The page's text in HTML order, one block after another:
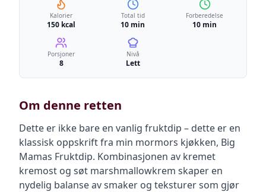
Kalorier
150 kcal
Total tid
10 min
Forberedelse
10 min
Porsjoner
8
Nivå
Lett
Om denne retten
Dette er ikke bare en vanlig fruktdip – dette er en
klassisk oppskrift fra min mormors kjøkken, Big
Mamas Fruktdip. Kombinasjonen av kremet
kremost og søt marshmallowkrem skaper en
nydelig balanse av smaker og teksturer som gjør